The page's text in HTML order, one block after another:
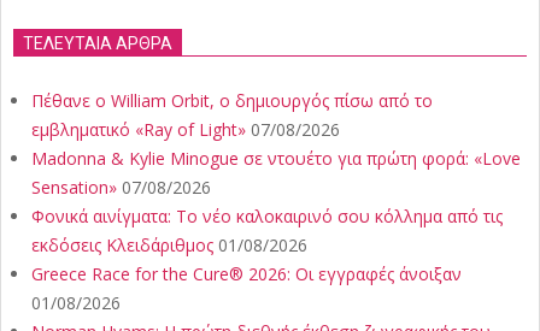
ΤΕΛΕΥΤΑΙΑ ΑΡΘΡΑ
Πέθανε ο William Orbit, ο δημιουργός πίσω από το
εμβληματικό «Ray of Light» 07/08/2026
Madonna & Kylie Minogue σε ντουέτο για πρώτη φορά: «Love
Sensation» 07/08/2026
Φονικά αινίγματα: Το νέο καλοκαιρινό σου κόλλημα από τις
εκδόσεις Κλειδάριθμος 01/08/2026
Greece Race for the Cure® 2026: Οι εγγραφές άνοιξαν
01/08/2026